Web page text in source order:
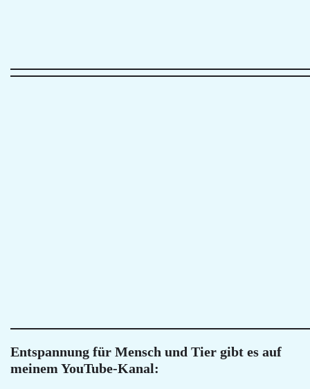
Entspannung für Mensch und Tier gibt es auf
meinem YouTube-Kanal: